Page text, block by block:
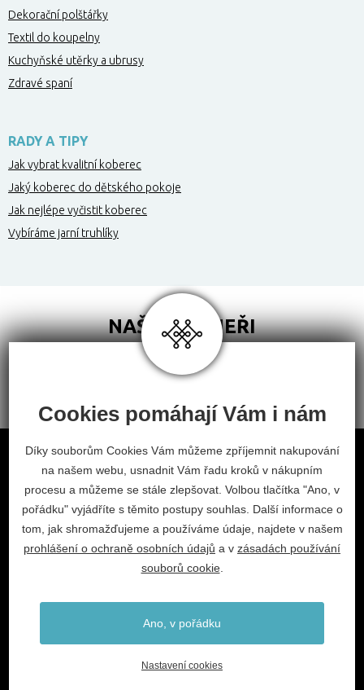
Dekorační polštářky
Textil do koupelny
Kuchyňské utěrky a ubrusy
Zdravé spaní
RADY A TIPY
Jak vybrat kvalitní koberec
Jaký koberec do dětského pokoje
Jak nejlépe vyčistit koberec
Vybíráme jarní truhlíky
NAŠI PARTNEŘI
Obchodní podmínky
Odstoupení od smlouvy
Nastavení cookies
facebookinstagram
2026 © Habitat, a.s.
info@habitat-cz.cz
+420 568 620 101 (prodejna)
Cookies pomáhají Vám i nám
Díky souborům Cookies Vám můžeme zpříjemnit nakupování
na našem webu, usnadnit Vám řadu kroků v nákupním
procesu a můžeme se stále zlepšovat. Volbou tlačítka "Ano, v
pořádku" vyjádříte s těmito postupy souhlas. Další informace o
tom, jak shromažďujeme a používáme údaje, najdete v našem
prohlášení o ochraně osobních údajů a v zásadách používání
souborů cookie.
Ano, v pořádku
Nastavení cookies